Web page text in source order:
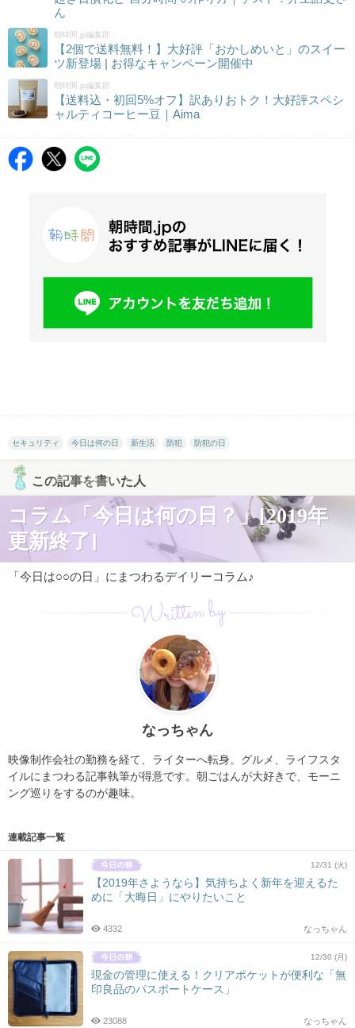
ん
朝時間.jp編集部
【2個で送料無料！】大好評「おかしめいと」のスイー
ツ新登場 | お得なキャンペーン開催中
朝時間.jp編集部
【送料込・初回5%オフ】訳ありおトク！大好評スペシ
ャルティコーヒー豆｜Aima
セキュリティ 今日は何の日 新生活 防犯 防犯の日
この記事を書いた人
コラム「今日は何の日？」[2019年
更新終了]
「今日は○○の日」にまつわるデイリーコラム♪
Written by
なっちゃん
映像制作会社の勤務を経て、ライターへ転身。グルメ、ライフスタ
イルにまつわる記事執筆が得意です。朝ごはんが大好きで、モーニ
ング巡りをするのが趣味。
連載記事一覧
12/31 (火)
【2019年さようなら】気持ちよく新年を迎えるた
めに「大晦日」にやりたいこと
なっちゃん
4332
12/30 (月)
現金の管理に使える！クリアポケットが便利な「無
印良品のパスポートケース」
なっちゃん
23088